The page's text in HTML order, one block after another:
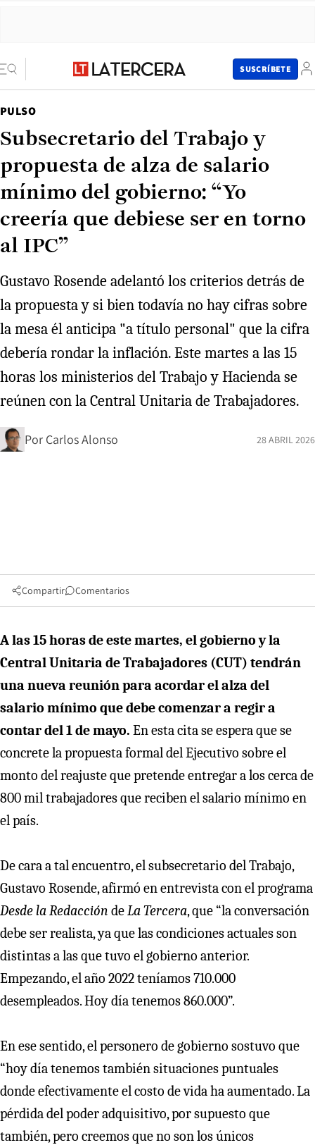
SUSCRÍBETE
PULSO
Subsecretario del Trabajo y
propuesta de alza de salario
mínimo del gobierno: “Yo
creería que debiese ser en torno
al IPC”
Gustavo Rosende adelantó los criterios detrás de
la propuesta y si bien todavía no hay cifras sobre
la mesa él anticipa "a título personal" que la cifra
debería rondar la inflación. Este martes a las 15
horas los ministerios del Trabajo y Hacienda se
reúnen con la Central Unitaria de Trabajadores.
Por Carlos Alonso 28 ABRIL 2026
Compartir Comentarios
A las 15 horas de este martes, el gobierno y la
Central Unitaria de Trabajadores (CUT) tendrán
una nueva reunión para acordar el alza del
salario mínimo que debe comenzar a regir a
contar del 1 de mayo. En esta cita se espera que se
concrete la propuesta formal del Ejecutivo sobre el
monto del reajuste que pretende entregar a los cerca de
800 mil trabajadores que reciben el salario mínimo en
el país.
De cara a tal encuentro, el subsecretario del Trabajo,
Gustavo Rosende, afirmó en entrevista con el programa
Desde la Redacción deLa Tercera, que “la conversación
debe ser realista, ya que las condiciones actuales son
distintas a las que tuvo el gobierno anterior.
Empezando, el año 2022 teníamos 710.000
desempleados. Hoy día tenemos 860.000”.
En ese sentido, el personero de gobierno sostuvo que
“hoy día tenemos también situaciones puntuales
donde efectivamente el costo de vida ha aumentado. La
pérdida del poder adquisitivo, por supuesto que
también, pero creemos que no son los únicos